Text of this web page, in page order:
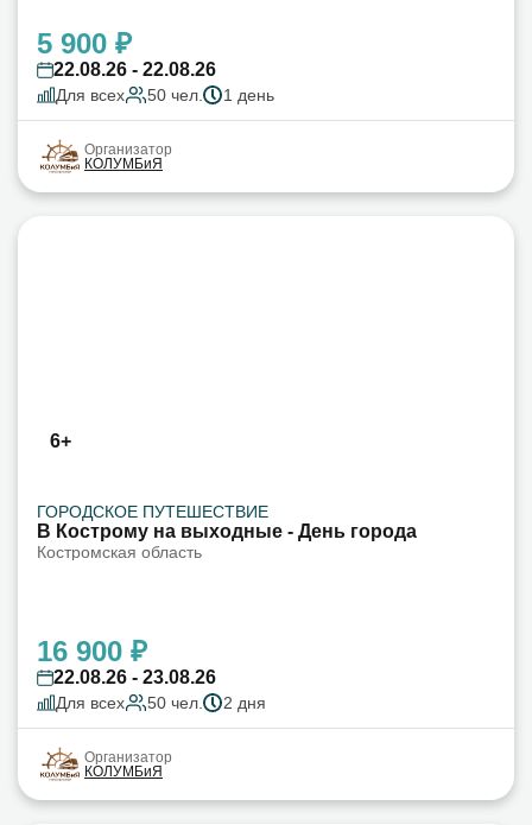
5 900 ₽
22.08.26 - 22.08.26
Для всех 50 чел. 1 день
Организатор
КОЛУМБиЯ
6+
ГОРОДСКОЕ ПУТЕШЕСТВИЕ
В Кострому на выходные - День города
Костромская область
16 900 ₽
22.08.26 - 23.08.26
Для всех 50 чел. 2 дня
Организатор
КОЛУМБиЯ